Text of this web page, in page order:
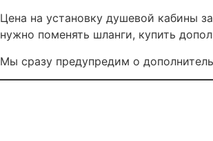
Цена на установку душевой кабины
нужно поменять шланги, купить
Мы сразу предупредим о